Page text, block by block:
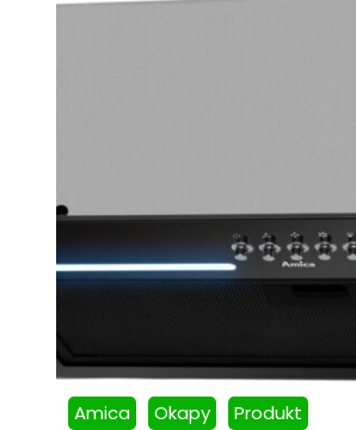
Amica Okapy Produkt